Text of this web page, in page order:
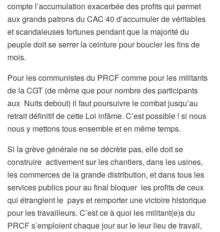
compte l’accumulation exacerbée des profits qui permet
aux grands patrons du CAC 40 d’accumuler de véritables
et scandaleuses fortunes pendant que la majorité du
peuple doit se serrer la ceinture pour boucler les fins de
mois.
Pour les communistes du PRCF comme pour les militants
de la CGT (de même que pour nombre des participants
aux Nuits debout) il faut poursuivre le combat jusqu’au
retrait définitif de cette Loi infâme. C’est possible ! si nous
nous y mettons tous ensemble et en même temps.
Si la grève générale ne se décrète pas, elle doit se
construire activement sur les chantiers, dans les usines,
les commerces de la grande distribution, et dans tous les
services publics pour au final bloquer les profits de ceux
qui étranglent le pays et remporter une victoire historique
pour les travailleurs. C’est ce à quoi les militant(e)s du
PRCF s’emploient chaque jour sur le leur lieu de travail,